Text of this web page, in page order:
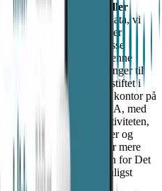
filialer eller
videregive de persondata, vi
filialer eller
bruge og videregive disse
med principperne i denne
dine personoplysninger til
Inc. et selskab, der er stiftet i
med registreret kontor på
MA 02142, USA, med
øge driftseffektiviteten,
love og standarder og
For mere
personoplysninger uden for Det
se venligst